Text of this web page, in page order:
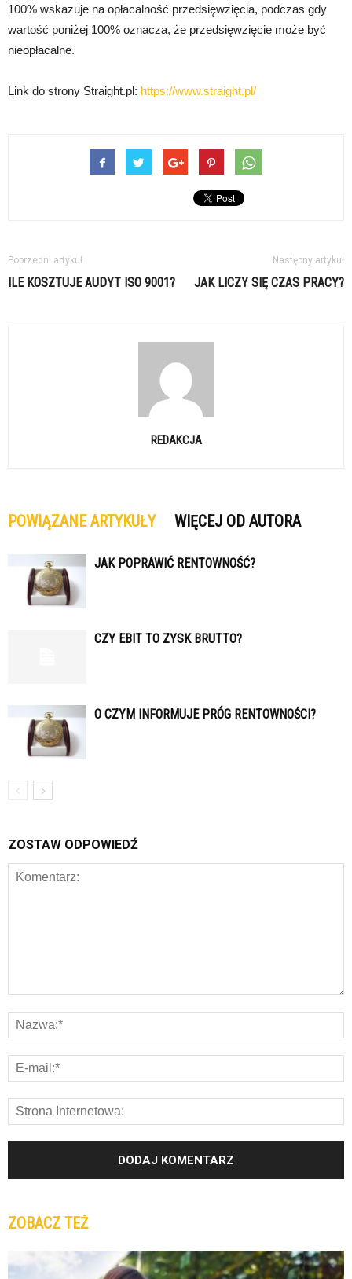
100% wskazuje na opłacalność przedsięwzięcia, podczas gdy
wartość poniżej 100% oznacza, że przedsięwzięcie może być
nieopłacalne.
Link do strony Straight.pl: https://www.straight.pl/
Poprzedni artykuł
ILE KOSZTUJE AUDYT ISO 9001?
Następny artykuł
JAK LICZY SIĘ CZAS PRACY?
REDAKCJA
POWIĄZANE ARTYKUŁY WIĘCEJ OD AUTORA
JAK POPRAWIĆ RENTOWNOŚĆ?
CZY EBIT TO ZYSK BRUTTO?
O CZYM INFORMUJE PRÓG RENTOWNOŚCI?
ZOSTAW ODPOWIEDŹ
ZOBACZ TEŻ